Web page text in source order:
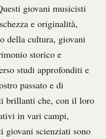
giovani musicisti
e originalità,
della cultura, giovani
storico e
studi approfonditi e
passato e di
brillanti che, con il loro
in vari campi,
giovani scienziati sono